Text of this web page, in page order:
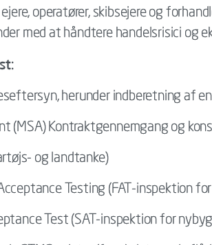
operatører, skibsejere og
med at håndtere handelsrisici og
herunder indberetning af
(MSA) Kontraktgennemgang og
og landtanke)
Testing (FAT-inspektion
Test (SAT-inspektion for